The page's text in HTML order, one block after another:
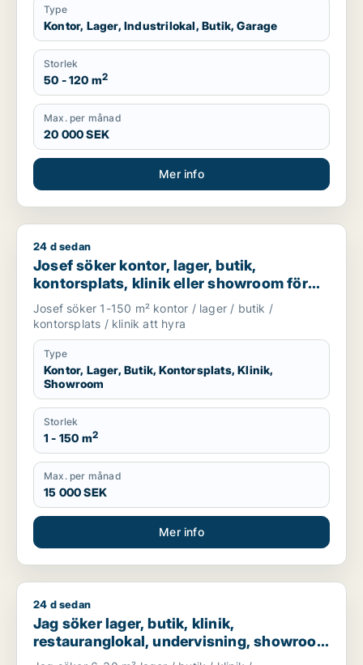
Type
Kontor, Lager, Industrilokal, Butik, Garage
Storlek
50 - 120 m2
Max. per månad
20 000 SEK
Mer info
Josef söker kontor, lager, butik, kontorsplats, klinik eller
24 d sedan
Josef söker kontor, lager, butik,
kontorsplats, klinik eller showroom för
uthyrning i Göteborg
Josef söker 1-150 m² kontor / lager / butik /
kontorsplats / klinik att hyra
Type
Kontor, Lager, Butik, Kontorsplats, Klinik,
Showroom
Storlek
1 - 150 m2
Max. per månad
15 000 SEK
Mer info
Jag söker lager, butik, klinik, restauranglokal,
24 d sedan
Jag söker lager, butik, klinik,
restauranglokal, undervisning, showroom
eller fastighetsmark för uthyrning i